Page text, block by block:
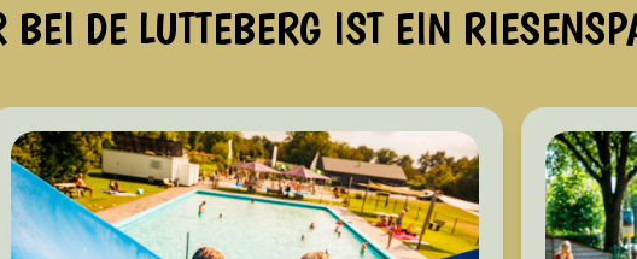
BEI DE LUTTEBERG IST EIN